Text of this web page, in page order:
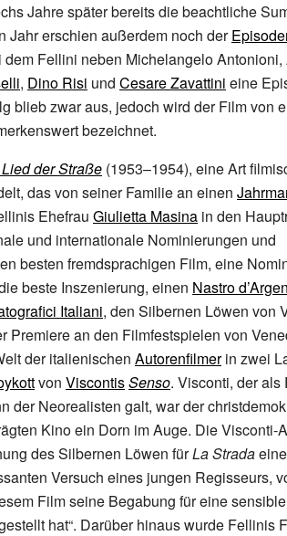
Jahre später bereits die beachtliche
Jahr erschien außerdem noch der
dem Fellini neben Michelangelo Antonioni,
, Dino Risi und Cesare Zavattini eine
blieb zwar aus, jedoch wird der Film von
bezeichnet.
der Straße (1953–1954), eine Art
das von seiner Familie an einen
Ehefrau Giulietta Masina in den
und internationale Nominierungen und
besten fremdsprachigen Film, eine
beste Inszenierung, einen Nastro
Italiani, den Silbernen Löwen von
Premiere an den Filmfestspielen von
der italienischen Autorenfilmerin zwei
von ViscontisSenso. Visconti, der als
derNeorealisten galt, war der
Kino ein Dorn im Auge. Die Visconti-
des Silbernen Löwen fürLa Strada
Versuch eines jungen Regisseurs,
Film seine Begabung für eine
hat“. Darüber hinaus wurde Fellinis